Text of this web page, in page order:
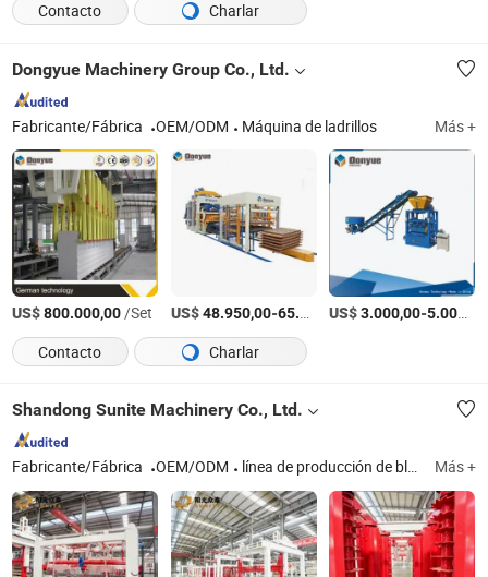
Contacto Charlar
Dongyue Machinery Group Co., Ltd.
Fabricante/Fábrica OEM/ODM Máquina de ladrillos Más +
US$800.000,00/Set US$48.950,00-65.000,00 /Set
US$3.000,00-5.000,00
Contacto
Charlar
Shandong Sunite Machinery Co., Ltd.
Fabricante/Fábrica OEM/ODM línea de producción de bloques AAC, máquina de bloques AAC, máquina AAC, máquina de paneles ALC Más +